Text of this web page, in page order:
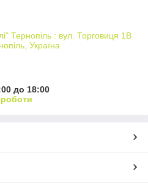
Тернопіль : вул. Торговиця 1В
Україна
до 18:00